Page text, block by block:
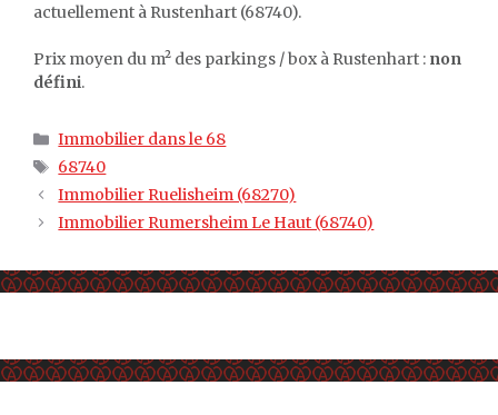
actuellement à Rustenhart (68740).
Prix moyen du m² des parkings / box à Rustenhart : non
défini.
Catégories
Immobilier dans le 68
Étiquettes
68740
Immobilier Ruelisheim (68270)
Immobilier Rumersheim Le Haut (68740)